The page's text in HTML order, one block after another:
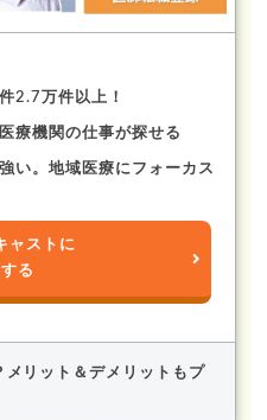
2.7万件以上！
療機関の仕事が探せる
い。地域医療にフォーカス
ャストに
る
メリット＆デメリットもプ